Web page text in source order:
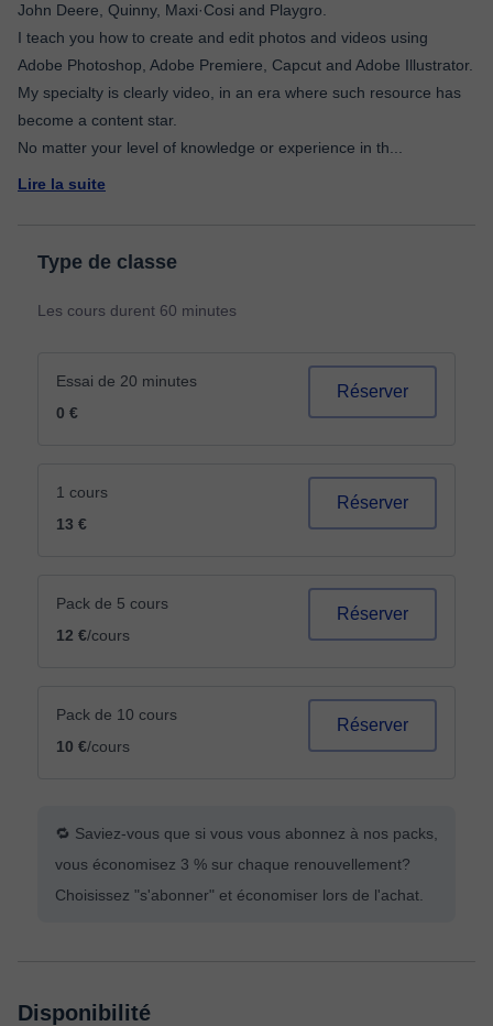
John Deere, Quinny, Maxi·Cosi and Playgro.
I teach you how to create and edit photos and videos using
Adobe Photoshop, Adobe Premiere, Capcut and Adobe Illustrator.
My specialty is clearly video, in an era where such resource has
become a content star.
No matter your level of knowledge or experience in th
Lire la suite
Type de classe
Les cours durent 60 minutes
Essai de 20 minutes
0 €
Réserver
1 cours
13 €
Réserver
Pack de 5 cours
12 €/cours
Réserver
Pack de 10 cours
10 €/cours
Réserver
🔁 Saviez-vous que si vous vous abonnez à nos packs,
vous économisez 3 % sur chaque renouvellement?
Choisissez "s'abonner" et économiser lors de l'achat.
Disponibilité